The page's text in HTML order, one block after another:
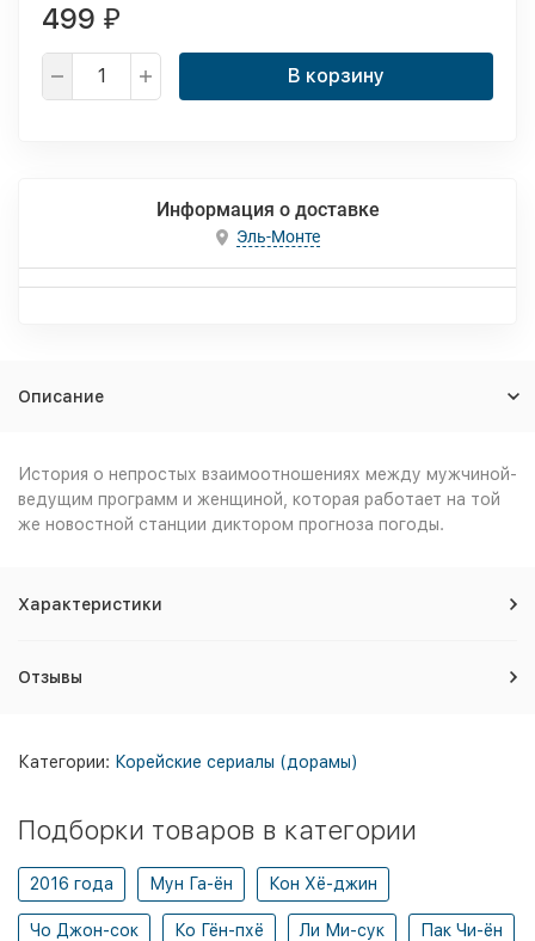
499 ₽
В корзину
Информация о доставке
Эль-Монте
Описание
История о непростых взаимоотношениях между мужчиной-
ведущим программ и женщиной, которая работает на той
же новостной станции диктором прогноза погоды.
Характеристики
Отзывы
Категории: Корейские сериалы (дорамы)
Подборки товаров в категории
2016 года Мун Га-ён Кон Хё-джин
Чо Джон-сок Ко Гён-пхё Ли Ми-сук Пак Чи-ён